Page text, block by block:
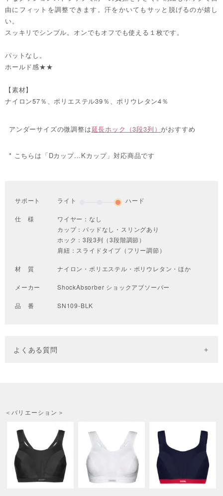
由にフィットを調整できます。汗をかいてもサッと脱げるのが嬉し
い。
スッキリでシンプル。オンでもオフでも使える１枚です。
パットなし。
ホールド感★★
【素材】
ナイロン57％、ポリエステル39％、ポリウレタン4％
アンダーサイズの微調整は延長ホック（3段3列） がおすすめ
* こちらは「Dカップ...Kカップ」対応商品です
サポート ライト ハード
仕 様
ワイヤー：なし
カップ：パッドなし・スリングあり
ホック：3段3列（3段階調節）
肩紐：スライドタイプ（フリー調節）
材 質 ナイロン・ポリエステル・ポリウレタン・ほか
メーカー ShockAbsorber ショックアブソーバー
品 番 SN109-BLK
よくある質問
＜バリエーション＞